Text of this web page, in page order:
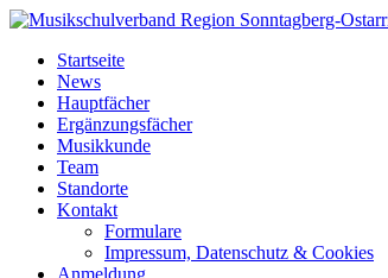
Startseite
News
Hauptfächer
Ergänzungsfächer
Musikkunde
Team
Standorte
Kontakt
Formulare
Impressum, Datenschutz & Cookies
Anmeldung